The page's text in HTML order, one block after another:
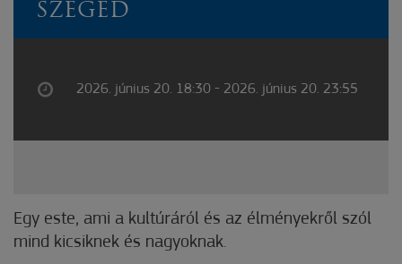
SZEGED
2026. június 20. 18:30 - 2026. június 20. 23:55
Egy este, ami a kultúráról és az élményekről szól
mind kicsiknek és nagyoknak.